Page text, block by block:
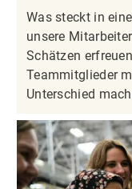
Was steckt in
unsere
Schätzen
Teammitglieder
Unterschied